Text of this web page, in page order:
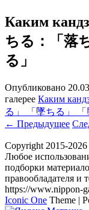
Каким
ちる：「落
る」
Опубликовано
галерее Каким
る」 「墜ちる」 「
← Предыдущее
Copyright 2015-
Любое
подборки
правообладателя и
https://www.nippon-
Iconic One Theme |